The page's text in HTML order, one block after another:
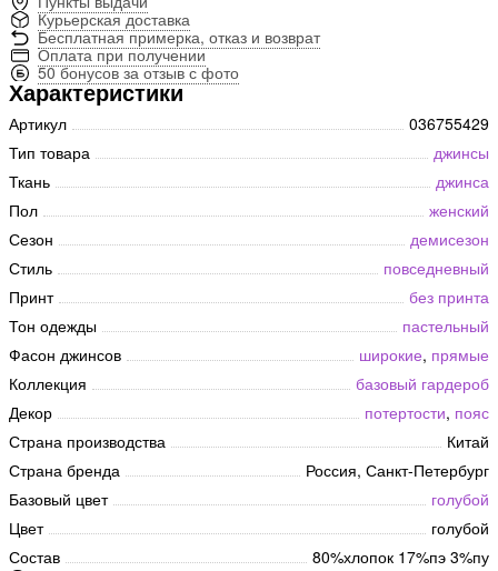
Курьерская доставка
Бесплатная примерка, отказ и возврат
Оплата при получении
50 бонусов за отзыв с фото
Характеристики
Артикул
036755429
Тип товара
джинсы
Ткань
джинса
Пол
женский
Сезон
демисезон
Стиль
повседневный
Принт
без принта
Тон одежды
пастельный
Фасон джинсов
широкие, прямые
Коллекция
базовый гардероб
Декор
потертости, пояс
Страна производства
Китай
Страна бренда
Россия, Санкт-Петербург
Базовый цвет
голубой
Цвет
голубой
Состав
80%хлопок 17%пэ 3%пу